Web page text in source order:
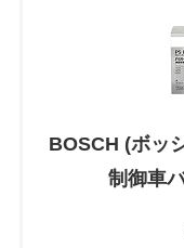
BOSCH (ボッ
制御車